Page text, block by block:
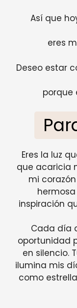
Así que
eres
Deseo estar
porque
Eres la luz
que acaricia
mi
inspiración
Cada día
oportunidad
en silencio.
ilumina mis
como